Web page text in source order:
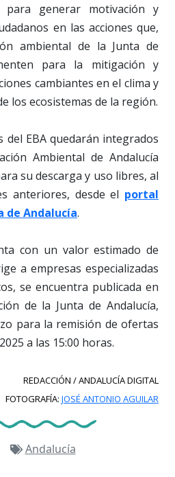
para generar motivación y
en las acciones que,
ambiental de la Junta de
para la mitigación y
cambiantes en el clima y
los ecosistemas de la región.
del EBA quedarán integrados
Ambiental de Andalucía
su descarga y uso libres, al
anteriores, desde el portal
de Andalucía.
con un valor estimado de
a empresas especializadas
se encuentra publicada en
de la Junta de Andalucía,
para la remisión de ofertas
a las 15:00 horas.
REDACCIÓN / ANDALUCÍA DIGITAL
FOTOGRAFÍA: JOSÉ ANTONIO AGUILAR
Andalucía